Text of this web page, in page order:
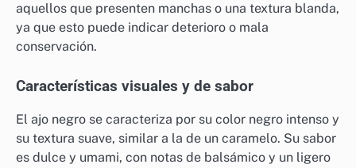
aquellos que presenten manchas o una textura blanda,
ya que esto puede indicar deterioro o mala
conservación.
Características visuales y de sabor
El ajo negro se caracteriza por su color negro intenso y
su textura suave, similar a la de un caramelo. Su sabor
es dulce y umami, con notas de balsámico y un ligero